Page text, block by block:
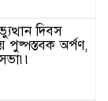
দিবস
পুষ্পস্তবক অর্পণ,